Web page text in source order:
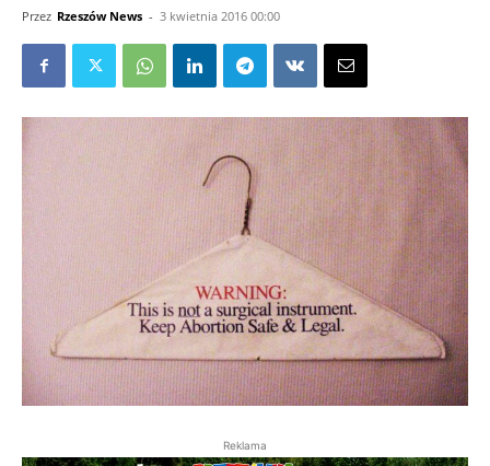
Przez Rzeszów News - 3 kwietnia 2016 00:00
Reklama